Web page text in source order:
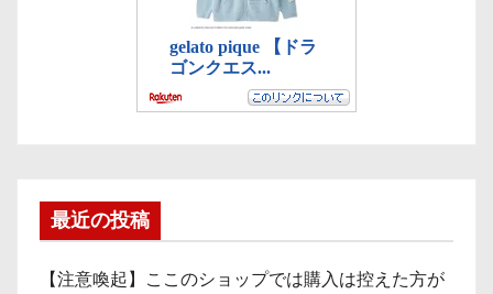
最近の投稿
【注意喚起】ここのショップでは購入は控えた方が